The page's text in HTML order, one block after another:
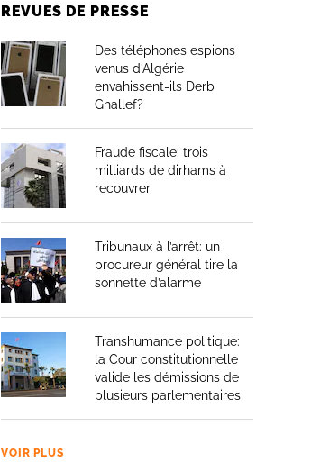
REVUES DE PRESSE
Des téléphones espions
venus d’Algérie
envahissent-ils Derb
Ghallef?
Fraude fiscale: trois
milliards de dirhams à
recouvrer
Tribunaux à l’arrêt: un
procureur général tire la
sonnette d’alarme
Transhumance politique:
la Cour constitutionnelle
valide les démissions de
plusieurs parlementaires
VOIR PLUS